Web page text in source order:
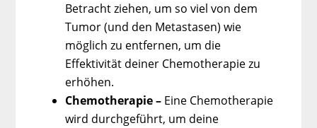
Betracht ziehen, um so viel von dem
Tumor (und den Metastasen) wie
möglich zu entfernen, um die
Effektivität deiner Chemotherapie zu
erhöhen.
Chemotherapie – Eine Chemotherapie
wird durchgeführt, um deine